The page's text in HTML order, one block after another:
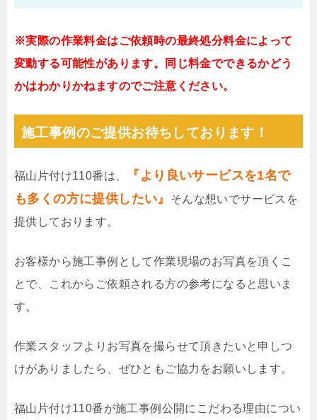
※実際の作業料金はご依頼時の最終処分料金によって
変動する可能性があります。同じ料金でできるかどう
かはわかりかねますのでご注意ください。
施工事例のご提供お待ちしております！
福山片付け110番は、
『より良いサービスを1名で
も多くの方に提供したい』
そんな想いでサービスを
提供しております。
お客様から施工事例として作業現場のお写真を頂くこ
とで、これからご依頼される方の参考になると思いま
す。
作業スタッフよりお写真を撮らせて頂きたいと申しつ
けがありましたら、ぜひともご協力をお願いします。
福山片付け110番が施工事例公開にこだわる理由につい